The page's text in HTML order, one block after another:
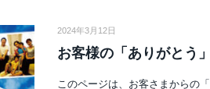
2024年3月12日
お客様の「ありがとう
このページは、お客さまからの